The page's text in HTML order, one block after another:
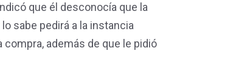
que él desconocía que la
sabe pedirá a la instancia
además de que le pidió